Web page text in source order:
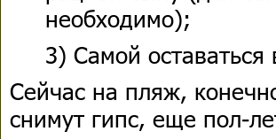
необходимо);
3) Самой
Сейчас на пляж,
снимут гипс, еще пол-